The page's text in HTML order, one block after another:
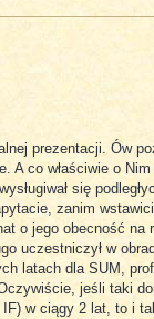
prezentacji. Ów
A co właściwie o
się
zanim
o jego obecność na
uczestniczył w
latach dla SUM,
jeśli taki
IF) w ciągy 2 lat, to i